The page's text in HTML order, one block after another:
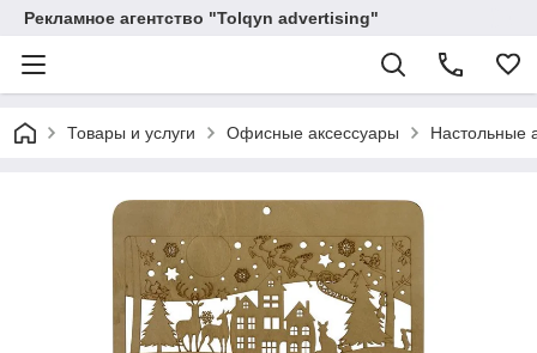
Рекламное агентство "Tolqyn advertising"
Товары и услуги Офисные аксессуары Настольные